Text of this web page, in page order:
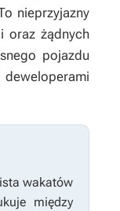
nieprzyjazny
oraz żądnych
pojazdu
wakatów
między